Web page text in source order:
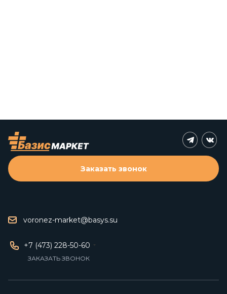
voronez-market@basys.su
+7 (473) 228-50-60
ЗАКАЗАТЬ ЗВОНОК
Заказать звонок